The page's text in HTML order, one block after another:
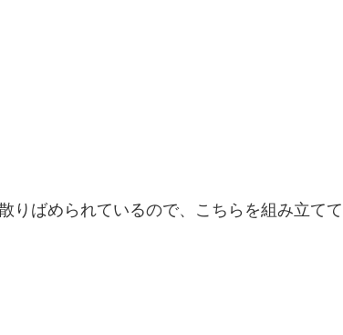
りばめられているので、こちらを組み立てて